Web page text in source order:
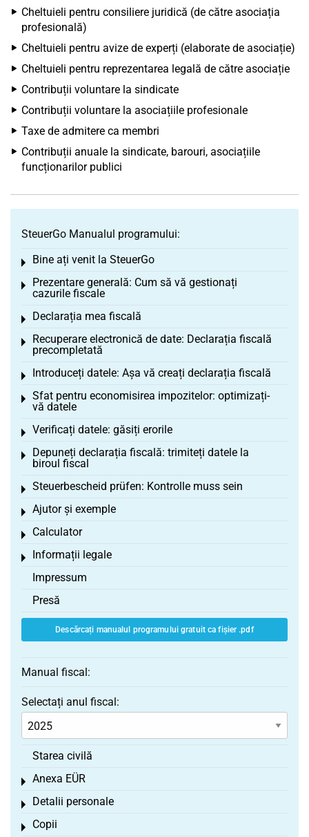
Cheltuieli pentru consiliere juridică (de către asociația
profesională)
Cheltuieli pentru avize de experți (elaborate de asociație)
Cheltuieli pentru reprezentarea legală de către asociație
Contribuții voluntare la sindicate
Contribuții voluntare la asociațiile profesionale
Taxe de admitere ca membri
Contribuții anuale la sindicate, barouri, asociațiile
funcționarilor publici
SteuerGo Manualul programului:
Bine ați venit la SteuerGo
Toggle menu
Prezentare generală: Cum să vă gestionați
cazurile fiscale
Toggle menu
Declarația mea fiscală
Toggle menu
Recuperare electronică de date: Declarația fiscală
precompletată
Toggle menu
Introduceți datele: Așa vă creați declarația fiscală
Toggle menu
Sfat pentru economisirea impozitelor: optimizați-
vă datele
Toggle menu
Verificați datele: găsiți erorile
Toggle menu
Depuneți declarația fiscală: trimiteți datele la
biroul fiscal
Toggle menu
Steuerbescheid prüfen: Kontrolle muss sein
Toggle menu
Ajutor și exemple
Toggle menu
Calculator
Toggle menu
Informații legale
Toggle menu
Impressum
Presă
Descărcați manualul programului gratuit ca fișier .pdf
Manual fiscal:
Selectați anul fiscal:
Starea civilă
Anexa EÜR
Toggle menu
Detalii personale
Toggle menu
Copii
Toggle menu